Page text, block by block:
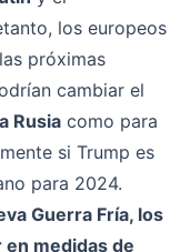
los europeos
próximas
cambiar el
Rusia como para
si Trump es
para 2024.
Guerra Fría, los
medidas de